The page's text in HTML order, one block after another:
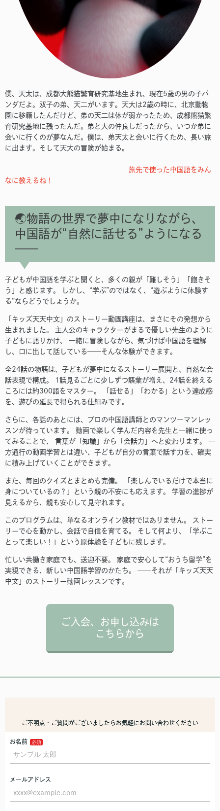
僕、天太は、成都大熊猫繁育研究基地生まれ、現在5歳の男の子パ
ンダだよ。双子の弟、天二がいます。天大は2歳の時に、北京動物
園に移籍したんだけど、弟の天二は体が弱かったため、成都熊猫繁
育研究基地に残ったんだ。弟と大の仲良しだったから、いつか弟に
会いに行くのが夢なんだ。僕は、弟天太と会いに行くため、長い旅
に出ます。そして天大の冒険が始まる。
旅先で使った中国語をみん
なに教えるね！
🌏物語の世界で夢中になりながら、
中国語が“自然に話せる”ようになる
——
子どもが中国語を学ぶと聞くと、多くの親が「難しそう」「飽きそ
う」と感じます。 しかし、“学ぶ”のではなく、“遊ぶように体験す
る”ならどうでしょうか。
「キッズ天天中文」のストーリー動画講座は、まさにその発想から
生まれました。 主人公のキャラクターがまるで優しい先生のように
子どもに語りかけ、 一緒に冒険しながら、気づけば中国語を理解
し、口に出して話している——そんな体験ができます。
全24話の物語は、子どもが夢中になるストーリー展開と、自然な会
話表現で構成。 1話見るごとに少しずつ語彙が増え、24話を終える
ころには約300語をマスター。 「話せる」「わかる」という達成感
を、遊びの延長で得られる仕組みです。
さらに、各話のあとには、プロの中国語講師とのマンツーマンレッ
スンが待っています。 動画で楽しく学んだ内容を先生と一緒に使っ
てみることで、 言葉が「知識」から「会話力」へと変わります。 一
方通行の動画学習とは違い、子どもが自分の言葉で話す力を、確実
に積み上げていくことができます。
また、毎回のクイズとまとめも完備。 「楽しんでいるだけで本当に
身についているの？」という親の不安にも応えます。 学習の進捗が
見えるから、親も安心して見守れます。
このプログラムは、単なるオンライン教材ではありません。 ストー
リーで心を動かし、会話で自信を育てる。 そして何より、「学ぶこ
とって楽しい！」という原体験を子どもに残します。
忙しい共働き家庭でも、送迎不要。 家庭で安心して“おうち留学”を
実現できる、新しい中国語学習のかたち。 ——それが「キッズ天天
中文」のストーリー動画レッスンです。
ご入会、お申し込みは
こちらから